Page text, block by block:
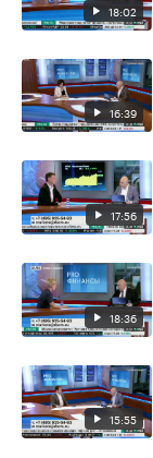
18:02
16:39
17:56
18:36
15:55